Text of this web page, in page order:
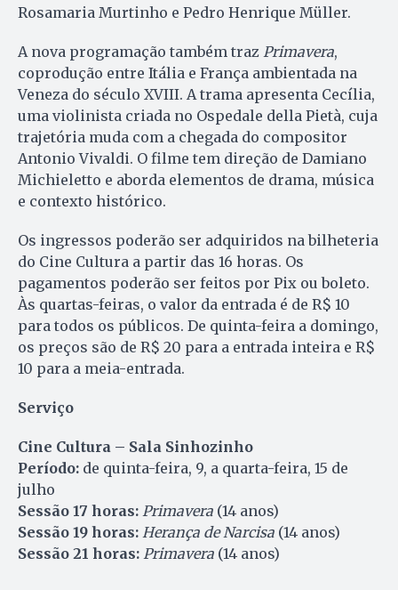
Rosamaria Murtinho e Pedro Henrique Müller.
A nova programação também traz Primavera,
coprodução entre Itália e França ambientada na
Veneza do século XVIII. A trama apresenta Cecília,
uma violinista criada no Ospedale della Pietà, cuja
trajetória muda com a chegada do compositor
Antonio Vivaldi. O filme tem direção de Damiano
Michieletto e aborda elementos de drama, música
e contexto histórico.
Os ingressos poderão ser adquiridos na bilheteria
do Cine Cultura a partir das 16 horas. Os
pagamentos poderão ser feitos por Pix ou boleto.
Às quartas-feiras, o valor da entrada é de R$ 10
para todos os públicos. De quinta-feira a domingo,
os preços são de R$ 20 para a entrada inteira e R$
10 para a meia-entrada.
Serviço
Cine Cultura – Sala Sinhozinho
Período: de quinta-feira, 9, a quarta-feira, 15 de
julho
Sessão 17 horas: Primavera (14 anos)
Sessão 19 horas: Herança de Narcisa (14 anos)
Sessão 21 horas: Primavera (14 anos)